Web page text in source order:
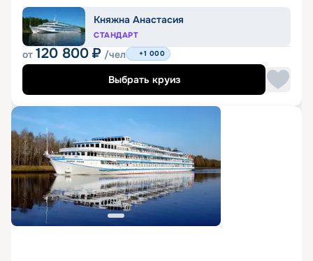
Княжна Анастасия
СТАНДАРТ
от 120 800 ₽ /чел +1 000
Выбрать круиз